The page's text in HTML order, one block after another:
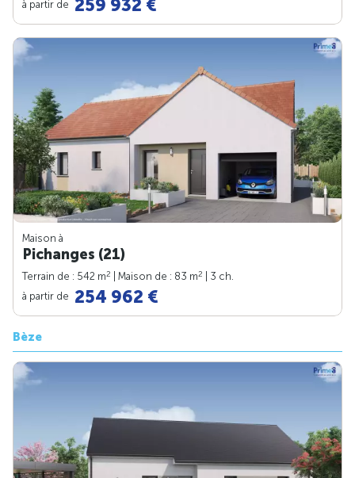
à partir de 259 932 €
Maison à
Pichanges (21)
Terrain de : 542 m2 | Maison de : 83 m2
| 3 ch.
à partir de 254 962 €
Bèze